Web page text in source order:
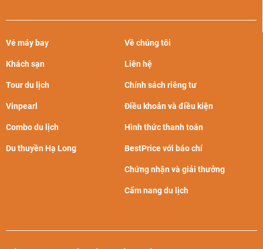
Vé máy bay
Khách sạn
Tour du lịch
Vinpearl
Combo du lịch
Du thuyền Hạ Long
Về chúng tôi
Liên hệ
Chính sách riêng tư
Điều khoản và điều kiện
Hình thức thanh toán
BestPrice với báo chí
Chứng nhận và giải thưởng
Cẩm nang du lịch